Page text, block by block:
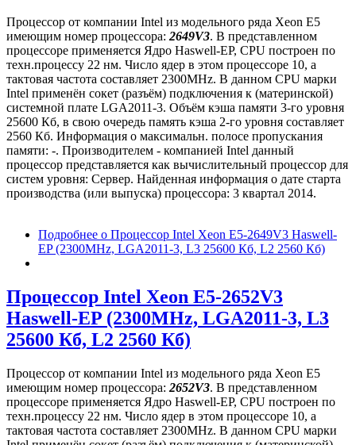
Процессор от компании Intel из модельного ряда Xeon E5
имеющим номер процессора: 2649V3. В представленном
процессоре применяется Ядро Haswell-EP, CPU построен по
техн.процессу 22 нм. Число ядер в этом процессоре 10, а
тактовая частота составляет 2300MHz. В данном CPU марки
Intel применён сокет (разъём) подключения к (материнской)
системной плате LGA2011-3. Объём кэша памяти 3-го уровня
25600 Кб, в свою очередь память кэша 2-го уровня составляет
2560 Кб. Информация о максимальн. полосе пропускания
памяти: -. Производителем - компанией Intel данный
процессор представляется как вычислительный процессор для
систем уровня: Сервер. Найденная информация о дате старта
производства (или выпуска) процессора: 3 квартал 2014.
Подробнее о Процессор Intel Xeon E5-2649V3 Haswell-
EP (2300MHz, LGA2011-3, L3 25600 Кб, L2 2560 Кб)
Процессор Intel Xeon E5-2652V3
Haswell-EP (2300MHz, LGA2011-3, L3
25600 Кб, L2 2560 Кб)
Процессор от компании Intel из модельного ряда Xeon E5
имеющим номер процессора: 2652V3. В представленном
процессоре применяется Ядро Haswell-EP, CPU построен по
техн.процессу 22 нм. Число ядер в этом процессоре 10, а
тактовая частота составляет 2300MHz. В данном CPU марки